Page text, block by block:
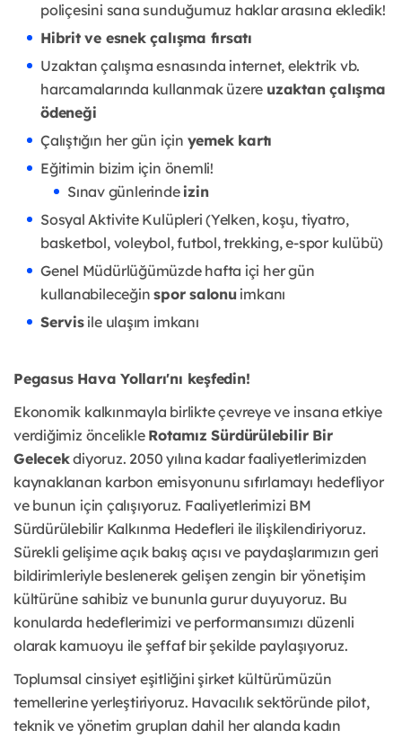
poliçesini sana sunduğumuz haklar arasına ekledik!
Hibrit ve esnek çalışma fırsatı
Uzaktan çalışma esnasında internet, elektrik vb.
harcamalarında kullanmak üzere uzaktan çalışma
ödeneği
Çalıştığın her gün için yemek kartı
Eğitimin bizim için önemli!
Sınav günlerindeizin
Sosyal Aktivite Kulüpleri (Yelken, koşu, tiyatro,
basketbol, voleybol, futbol, trekking, e-spor kulübü)
Genel Müdürlüğümüzde hafta içi her gün
kullanabileceğinspor salonu imkanı
Servisile ulaşım imkanı
Pegasus Hava Yolları'nı keşfedin!
Ekonomik kalkınmayla birlikte çevreye ve insana etkiye
verdiğimiz öncelikle Rotamız Sürdürülebilir Bir
Gelecekdiyoruz. 2050 yılına kadar faaliyetlerimizden
kaynaklanan karbon emisyonunu sıfırlamayı hedefliyor
ve bunun için çalışıyoruz. Faaliyetlerimizi BM
Sürdürülebilir Kalkınma Hedefleri ile ilişkilendiriyoruz.
Sürekli gelişime açık bakış açısı ve paydaşlarımızın geri
bildirimleriyle beslenerek gelişen zengin bir yönetişim
kültürüne sahibiz ve bununla gurur duyuyoruz. Bu
konularda hedeflerimizi ve performansımızı düzenli
olarak kamuoyu ile şeffaf bir şekilde paylaşıyoruz.
Toplumsal cinsiyet eşitliğini şirket kültürümüzün
temellerine yerleştiriyoruz. Havacılık sektöründe pilot,
teknik ve yönetim grupları dahil her alanda kadın